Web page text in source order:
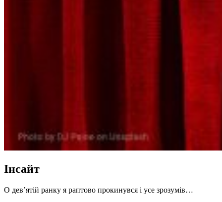
Інсайт
О дев’ятій ранку я раптово прокинувся і усе зрозумів…